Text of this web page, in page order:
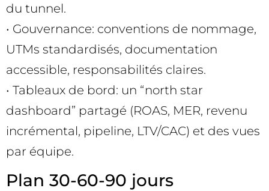
du tunnel.
• Gouvernance: conventions de nommage,
UTMs standardisés, documentation
accessible, responsabilités claires.
• Tableaux de bord: un “north star
dashboard” partagé (ROAS, MER, revenu
incrémental, pipeline, LTV/CAC) et des vues
par équipe.
Plan 30-60-90 jours